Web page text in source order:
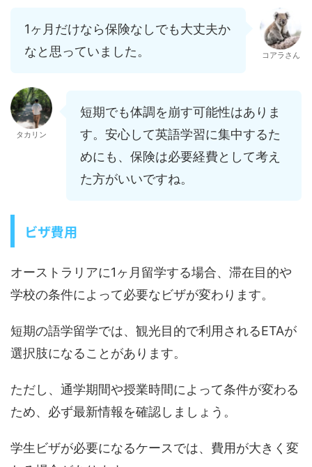
1ヶ月だけなら保険なしでも大丈夫か
なと思っていました。
コアラさん
タカリン
短期でも体調を崩す可能性はありま
す。安心して英語学習に集中するた
めにも、保険は必要経費として考え
た方がいいですね。
ビザ費用
オーストラリアに1ヶ月留学する場合、滞在目的や
学校の条件によって必要なビザが変わります。
短期の語学留学では、観光目的で利用されるETAが
選択肢になることがあります。
ただし、通学期間や授業時間によって条件が変わる
ため、必ず最新情報を確認しましょう。
学生ビザが必要になるケースでは、費用が大きく変